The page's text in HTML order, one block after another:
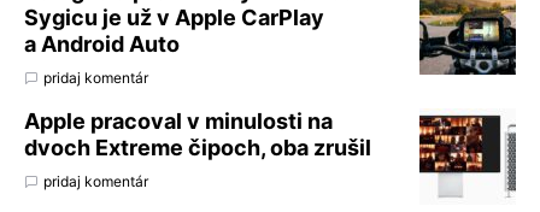
Sygicu je už v Apple CarPlay
a Android Auto
pridaj komentár
Apple pracoval v minulosti na
dvoch Extreme čipoch, oba zrušil
pridaj komentár